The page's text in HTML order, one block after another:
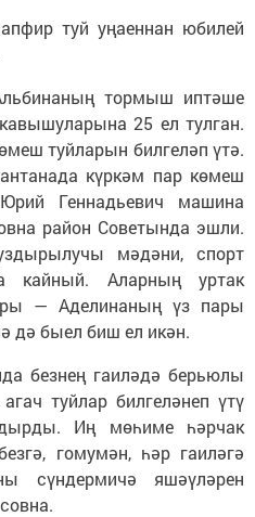
туй уңаеннан юбилей
тормыш иптәше
25 ел тулган.
туйларын билгеләп үтә.
күркәм пар көмеш
Геннадьевич машина
район Советында эшли.
мәдәни, спорт
кайный. Аларның уртак
— Аделинаның үз пары
дә быел биш ел икән.
безнең гаиләдә берьюлы
туйлар билгеләнеп үтү
Иң мөһиме һәрчак
гомумән, һәр гаиләгә
сүндермичә яшәүләрен